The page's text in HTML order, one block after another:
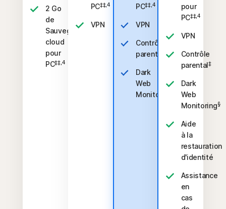
2 Go
de
Sauvegarde
cloud
pour
PC‡‡,4
PC‡‡,4
VPN
PC‡‡,4
VPN
Contrôle
parental
Dark
Web
Monitoring
pour
PC‡‡,4
VPN
Contrôle
parental‡
Dark
Web
Monitoring§
Aide
à la
restauration
d'identité
Assistance
en
cas